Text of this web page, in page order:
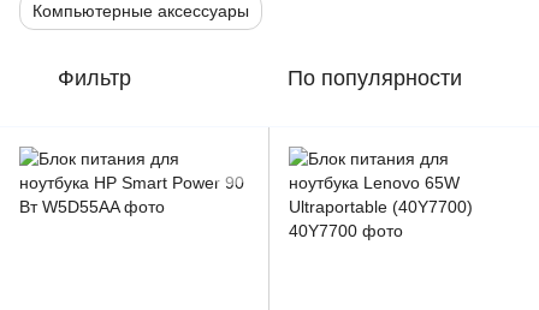
Компьютерные аксессуары
Фильтр По популярности